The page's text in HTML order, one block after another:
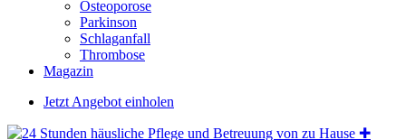
Osteoporose
Parkinson
Schlaganfall
Thrombose
Magazin
Jetzt Angebot einholen